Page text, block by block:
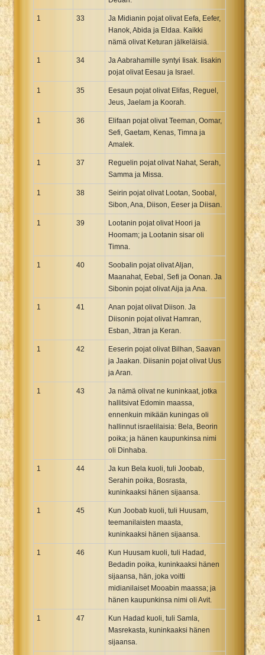
1 33
Ja Midianin pojat olivat Eefa, Eefer,
Hanok, Abida ja Eldaa. Kaikki
nämä olivat Keturan jälkeläisiä.
1 34
Ja Aabrahamille syntyi Iisak. Iisakin
pojat olivat Eesau ja Israel.
1 35
Eesaun pojat olivat Elifas, Reguel,
Jeus, Jaelam ja Koorah.
1 36
Elifaan pojat olivat Teeman, Oomar,
Sefi, Gaetam, Kenas, Timna ja
Amalek.
1 37
Reguelin pojat olivat Nahat, Serah,
Samma ja Missa.
1 38
Seirin pojat olivat Lootan, Soobal,
Sibon, Ana, Diison, Eeser ja Diisan.
1 39
Lootanin pojat olivat Hoori ja
Hoomam; ja Lootanin sisar oli
Timna.
1 40
Soobalin pojat olivat Aljan,
Maanahat, Eebal, Sefi ja Oonan. Ja
Sibonin pojat olivat Aija ja Ana.
1 41
Anan pojat olivat Diison. Ja
Diisonin pojat olivat Hamran,
Esban, Jitran ja Keran.
1 42
Eeserin pojat olivat Bilhan, Saavan
ja Jaakan. Diisanin pojat olivat Uus
ja Aran.
1 43
Ja nämä olivat ne kuninkaat, jotka
hallitsivat Edomin maassa,
ennenkuin mikään kuningas oli
hallinnut israelilaisia: Bela, Beorin
poika; ja hänen kaupunkinsa nimi
oli Dinhaba.
1 44
Ja kun Bela kuoli, tuli Joobab,
Serahin poika, Bosrasta,
kuninkaaksi hänen sijaansa.
1 45
Kun Joobab kuoli, tuli Huusam,
teemanilaisten maasta,
kuninkaaksi hänen sijaansa.
1 46
Kun Huusam kuoli, tuli Hadad,
Bedadin poika, kuninkaaksi hänen
sijaansa, hän, joka voitti
midianilaiset Mooabin maassa; ja
hänen kaupunkinsa nimi oli Avit.
1 47
Kun Hadad kuoli, tuli Samla,
Masrekasta, kuninkaaksi hänen
sijaansa.